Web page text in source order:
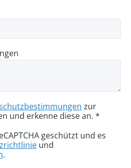
zur
und erkenne diese an. *
geschützt und es
und
.